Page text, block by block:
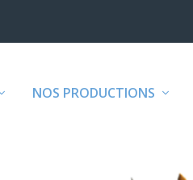
NOS PRODUCTIONS